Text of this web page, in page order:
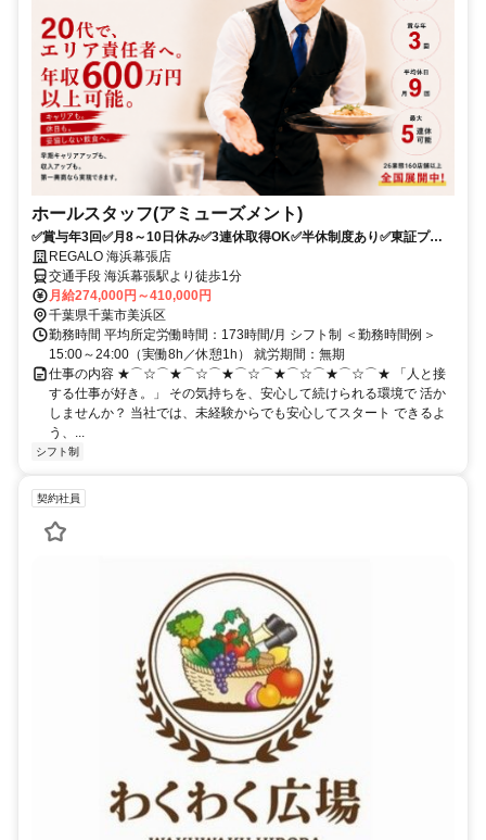
ホールスタッフ(アミューズメント)
✅賞与年3回✅月8～10日休み✅3連休取得OK✅半休制度あり✅東証プラ
イム上場グループ✅未経験からキャリアアップ可能
REGALO 海浜幕張店
交通手段 海浜幕張駅より徒歩1分
月給274,000円～410,000円
千葉県千葉市美浜区
勤務時間 平均所定労働時間：173時間/月 シフト制 ＜勤務時間例＞
15:00～24:00（実働8h／休憩1h） 就労期間：無期
仕事の内容 ★⌒☆⌒★⌒☆⌒★⌒☆⌒★⌒☆⌒★⌒☆⌒★ 「人と接
する仕事が好き。」 その気持ちを、安心して続けられる環境で 活か
しませんか？ 当社では、未経験からでも安心してスタート できるよ
う、...
シフト制
契約社員